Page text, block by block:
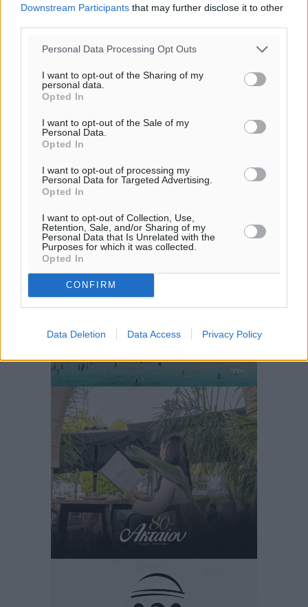
Downstream Participants that may further disclose it to other
Personal Data Processing Opt Outs
I want to opt-out of the Sharing of my
personal data.
Opted In
I want to opt-out of the Sale of my
Personal Data.
Opted In
I want to opt-out of processing my
Personal Data for Targeted Advertising.
Opted In
I want to opt-out of Collection, Use,
Retention, Sale, and/or Sharing of my
Personal Data that Is Unrelated with the
Purposes for which it was collected.
Opted In
CONFIRM
Data Deletion Data Access Privacy Policy
Β
29°/31°
πρόγνωση: